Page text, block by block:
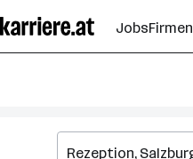
Seiteninhalt
springen
JobsFirmen